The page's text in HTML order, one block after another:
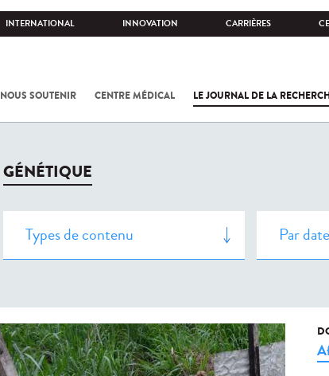
INTERNATIONAL INNOVATION CARRIÈRES
NOUS SOUTENIR CENTRE MÉDICAL LE JOURNAL DE LA
GÉNÉTIQUE